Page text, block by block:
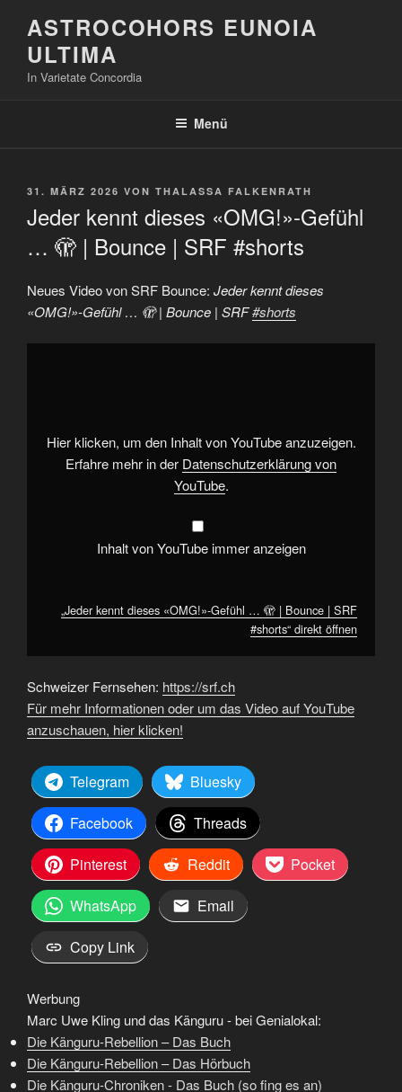
Inhalt
springen
ASTROCOHORS EUNOIA
ULTIMA
In Varietate Concordia
Menü
VERÖFFENTLICHT
31. MÄRZ 2026 VON THALASSA FALKENRATH
Jeder kennt dieses «OMG!»-Gefühl
… 🫣 | Bounce | SRF #shorts
Neues Video von SRF Bounce: Jeder kennt dieses
«OMG!»-Gefühl … 🫣 | Bounce | SRF#shorts
„Jeder
Bounce
Hier klicken, um den Inhalt von YouTube anzuzeigen.
Erfahre mehr in der Datenschutzerklärung von
YouTube.
Inhalt von YouTube immer anzeigen
„Jeder kennt dieses «OMG!»-Gefühl … 🫣 | Bounce | SRF
#shorts“ direkt öffnen
Schweizer Fernsehen: https://srf.ch
Für mehr Informationen oder um das Video auf YouTube
anzuschauen, hier klicken!
Telegram
Bluesky
Facebook
Threads
Pinterest
Reddit
Pocket
WhatsApp
Email
Copy Link
Werbung
Marc Uwe Kling und das Känguru - bei Genialokal:
Die Känguru-Rebellion – Das Buch
Die Känguru-Rebellion – Das Hörbuch
Die Känguru-Chroniken - Das Buch (so fing es an)